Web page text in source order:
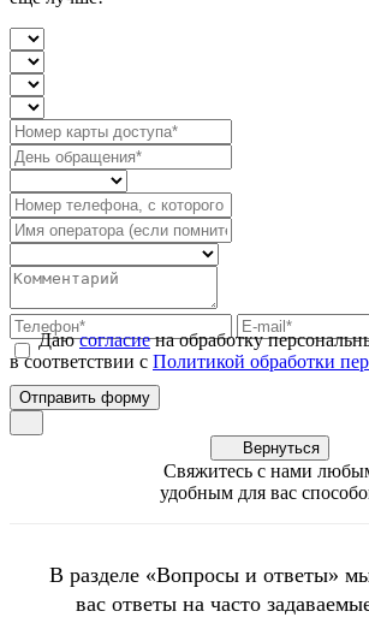
Даюсогласиена обработку
в соответствии с Политикой обработки
Вернуться
Свяжитесь с нами
удобным для вас
В разделе «Вопросы и ответы»
вас ответы на часто